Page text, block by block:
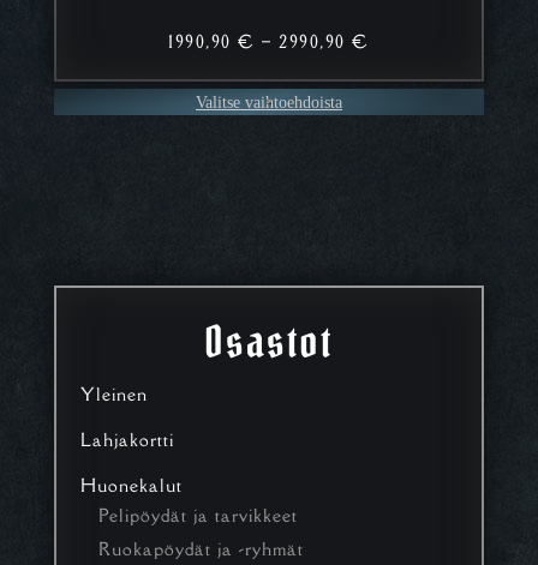
Osastot
Yleinen
Lahjakortti
Huonekalut
Pelipöydät ja tarvikkeet
Ruokapöydät ja -ryhmät
1990,90€ – 2990,90€
–
2990,90 €
Valitse vaihtoehdoista